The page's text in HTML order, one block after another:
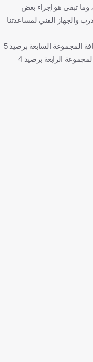
وما تبقى هو إجراء بعض
والجهاز الفني لمساعدتنا
وصعد منتخب مصر إلى دور 32 بعد احتلال وصافة المجموعة السابعة برصيد 5
نقاط، فيما احتل المنتخب الأسترالي، وصافة المجموعة الرابعة برصيد 4